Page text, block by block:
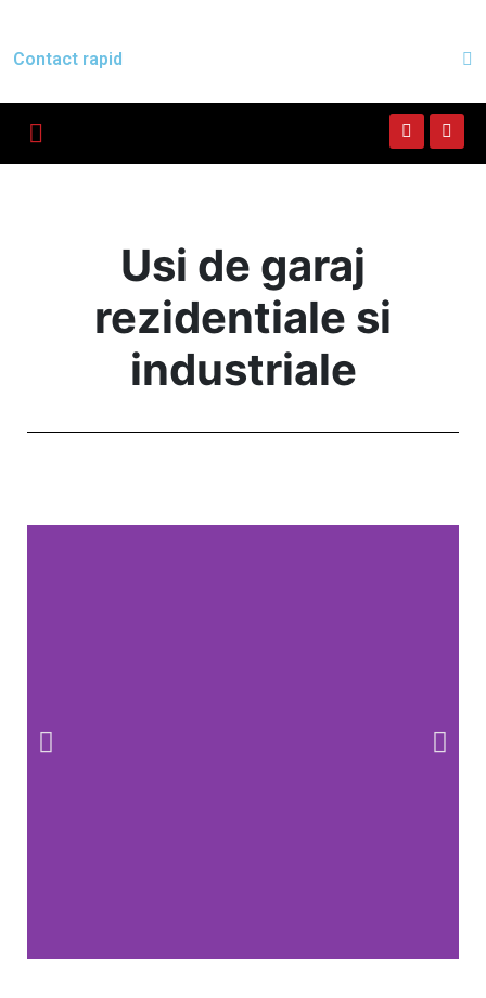
Contact rapid
Usi de garaj
rezidentiale si
industriale